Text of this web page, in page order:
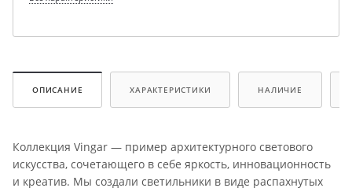
ОПИСАНИЕ ХАРАКТЕРИСТИКИ НАЛИЧИЕ
Коллекция Vingar — пример архитектурного светового
искусства, сочетающего в себе яркость, инновационность
и креатив. Мы создали светильники в виде распахнутых